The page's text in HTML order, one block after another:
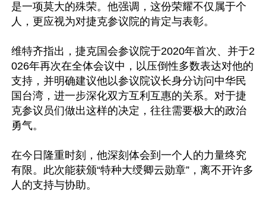
是一项莫大的殊荣。他强调，这份荣耀不仅属于个
人，更应视为对捷克参议院的肯定与表彰。
维特齐指出，捷克国会参议院于2020年首次、并于2
026年再次在全体会议中，以压倒性多数表达对他的
支持，并明确建议他以参议院议长身分访问中华民
国台湾，进一步深化双方互利互惠的关系。对于捷
克参议员们做出这样的决定，往往需要极大的政治
勇气。
在今日隆重时刻，他深刻体会到一个人的力量终究
有限。此次能获颁“特种大绶卿云勋章”，离不开许多
人的支持与协助。